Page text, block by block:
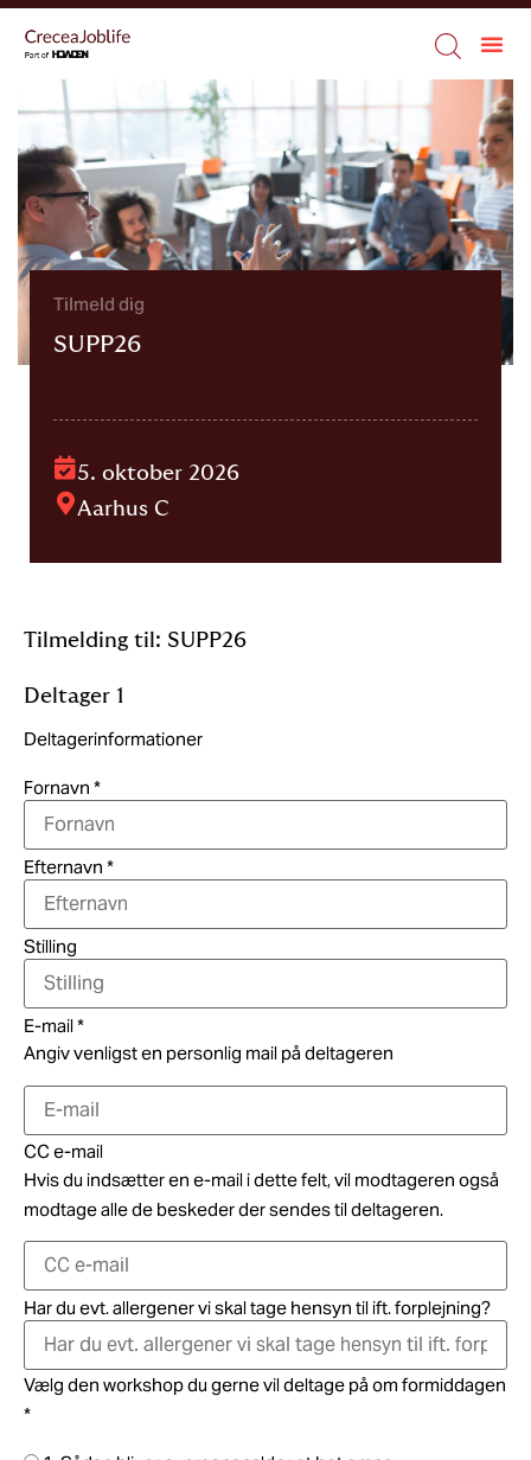
Tilmeld dig
SUPP26
5. oktober 2026
Aarhus C
Tilmelding til: SUPP26
Deltager 1
Deltagerinformationer
Fornavn *
Efternavn *
Stilling
E-mail *
Angiv venligst en personlig mail på deltageren
CC e-mail
Hvis du indsætter en e-mail i dette felt, vil modtageren også
modtage alle de beskeder der sendes til deltageren.
Har du evt. allergener vi skal tage hensyn til ift. forplejning?
Vælg den workshop du gerne vil deltage på om formiddagen
*